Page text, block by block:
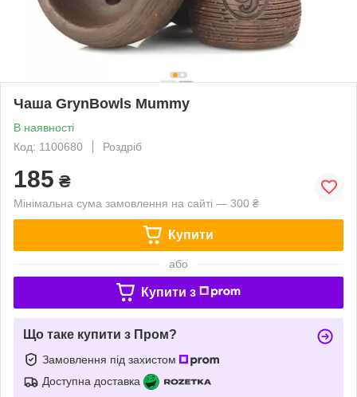
Чаша GrynBowls Mummy
В наявності
Код: 1100680
Роздріб
185 ₴
Мінімальна сума замовлення на сайті — 300 ₴
Купити
або
Купити з
Що таке купити з Пром?
Замовлення під захистом
Доступна доставка